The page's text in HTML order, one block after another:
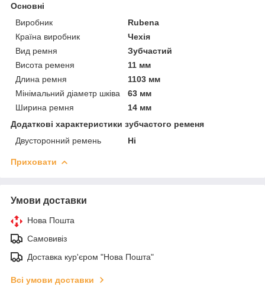
Основні
Виробник
Rubena
Країна виробник
Чехія
Вид ремня
Зубчастий
Висота ременя
11 мм
Длина ремня
1103 мм
Мінімальний діаметр шківа
63 мм
Ширина ремня
14 мм
Додаткові характеристики зубчастого ременя
Двусторонний ремень
Ні
Приховати
Умови доставки
Нова Пошта
Самовивіз
Доставка кур'єром "Нова Пошта"
Всі умови доставки